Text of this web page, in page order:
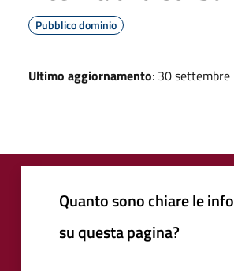
Pubblico dominio
Ultimo aggiornamento: 30
Quanto sono chiare le
su questa pagina?